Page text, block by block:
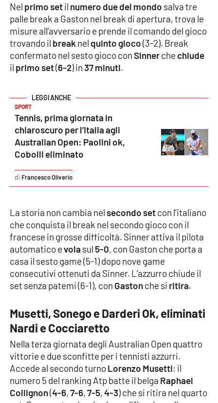
Economia e Lavoro
Politica
Sanità
Sport
RUBRICHE
Good Morning Vietnam
Leggendo Alvaro insieme
Imprese Di Calabria
Le perfidie di Antonella Grippo
Venti di comunicazione
STREAMING
LaC TV
LaC Network
Nel primo setil numero due del mondo salva tre
palle break a Gaston nel break di apertura, trova le
misure all’avversario e prende il comando del gioco
trovando il break nel quinto gioco(3-2). Break
confermato nel sesto gioco conSinnerche chiude
il primo set(6-2) in37 minuti.
SPORT
Tennis, prima giornata in
chiaroscuro per l’Italia agli
Australian Open: Paolini ok,
Cobolli eliminato
Francesco Oliverio
La storia non cambia nelsecondo setcon l’italiano
che conquista il break nel secondo gioco con il
francese in grosse difficoltà. Sinner attiva il pilota
automatico evola sul 5-0, con Gaston che porta a
casa il sesto game (5-1) dopo nove game
consecutivi ottenuti da Sinner. L’azzurro chiude il
set senza patemi (6-1), con Gastonche si ritira.
Musetti, Sonego e Darderi Ok, eliminati
Nardi e Cocciaretto
Nella terza giornata degli Australian Open quattro
vittorie e due sconfitte per i tennisti azzurri.
Accede al secondo turnoLorenzo Musetti: il
numero 5 del ranking Atp batte il belga Raphael
Collignon(4-6,7-6,7-5,4-3) che si ritira nel quarto